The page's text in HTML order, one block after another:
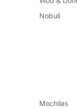
Nobull
Mochilas